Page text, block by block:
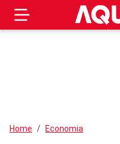
Home Economia